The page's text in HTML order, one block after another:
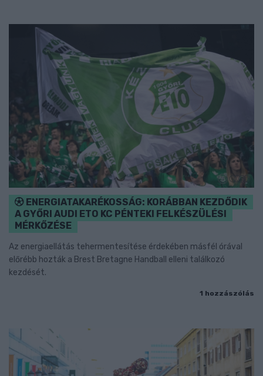
ENERGIATAKARÉKOSSÁG: KORÁBBAN KEZDŐDIK
A GYŐRI AUDI ETO KC PÉNTEKI FELKÉSZÜLÉSI
MÉRKŐZÉSE
Az energiaellátás tehermentesítése érdekében másfél órával
előrébb hozták a Brest Bretagne Handball elleni találkozó
kezdését.
1 hozzászólás